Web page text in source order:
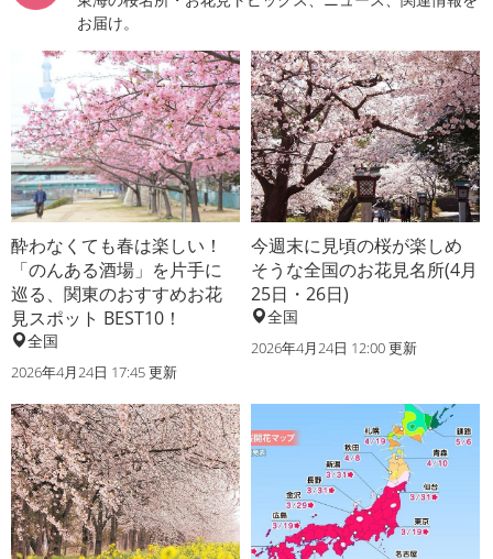
お届け。
酔わなくても春は楽しい！
「のんある酒場」を片手に
巡る、関東のおすすめお花
見スポット BEST10！
全国
2026年4月24日 17:45 更新
今週末に見頃の桜が楽しめ
そうな全国のお花見名所(4月
25日・26日)
全国
2026年4月24日 12:00 更新